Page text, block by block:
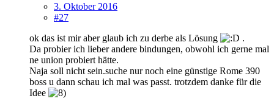
3. Oktober 2016
#27
ok das ist mir aber glaub ich zu derbe als Lösung
.
Da probier ich lieber andere bindungen, obwohl ich gerne mal
ne union probiert hätte.
Naja soll nicht sein.suche nur noch eine günstige Rome 390
boss u dann schau ich mal was passt. trotzdem danke für die
Idee